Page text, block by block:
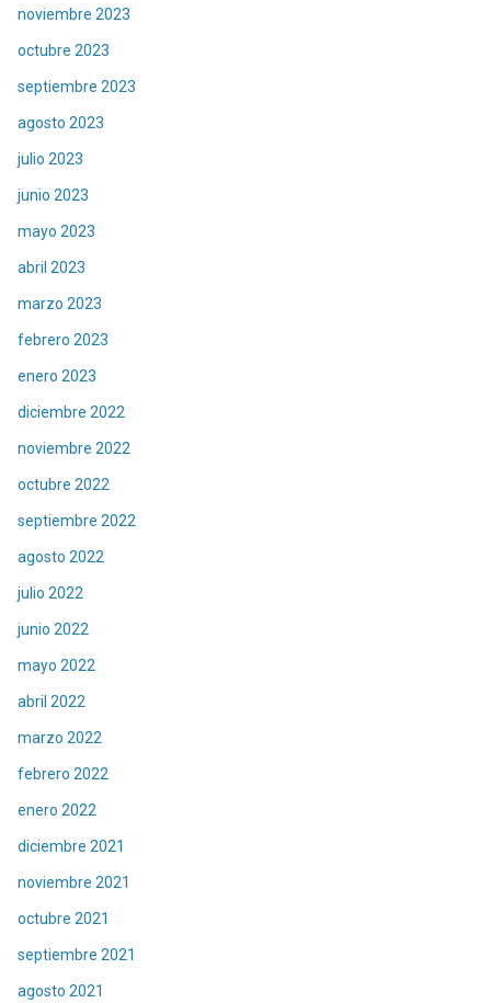
noviembre 2023
octubre 2023
septiembre 2023
agosto 2023
julio 2023
junio 2023
mayo 2023
abril 2023
marzo 2023
febrero 2023
enero 2023
diciembre 2022
noviembre 2022
octubre 2022
septiembre 2022
agosto 2022
julio 2022
junio 2022
mayo 2022
abril 2022
marzo 2022
febrero 2022
enero 2022
diciembre 2021
noviembre 2021
octubre 2021
septiembre 2021
agosto 2021